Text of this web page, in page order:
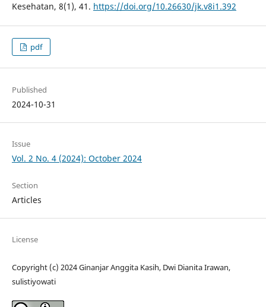
Kesehatan, 8(1), 41. https://doi.org/10.26630/jk.v8i1.392
pdf
Published
2024-10-31
Issue
Vol. 2 No. 4 (2024): October 2024
Section
Articles
License
Copyright (c) 2024 Ginanjar Anggita Kasih, Dwi Dianita Irawan,
sulistiyowati